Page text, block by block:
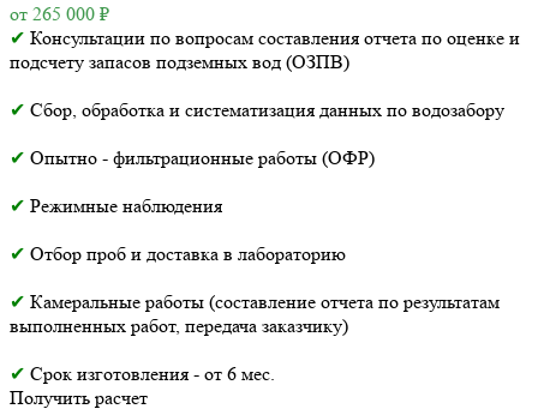
от 265 000 ₽
✔ Консультации по вопросам составления отчета по оценке и
подсчету запасов подземных вод (ОЗПВ)
✔ Сбор, обработка и систематизация данных по водозабору
✔ Опытно - фильтрационные работы (ОФР)
✔ Режимные наблюдения
✔ Отбор проб и доставка в лабораторию
✔ Камеральные работы (составление отчета по результатам
выполненных работ, передача заказчику)
✔ Срок изготовления - от 6 мес.
Получить расчет